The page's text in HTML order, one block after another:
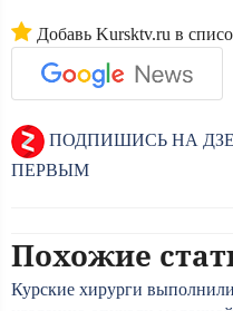
Добавь Kursktv.ru в
ПОДПИШИСЬ НА
ПЕРВЫМ
Похожие
Курские хирурги